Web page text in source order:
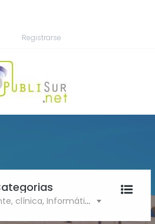
Registrarse
Ej: Restaurante, clínica, Informática